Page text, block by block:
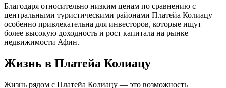
Благодаря относительно низким ценам по сравнению с
центральными туристическими районами Платейа Колиацу
особенно привлекательна для инвесторов, которые ищут
более высокую доходность и рост капитала на рынке
недвижимости Афин.
Жизнь в Платейа Колиацу
Жизнь рядом с Платейа Колиацу — это возможность